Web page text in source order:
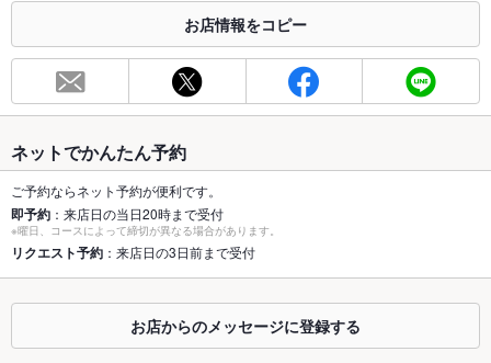
※2020年4月1日～受動喫煙対策に関する法律が施行されています。正しい情報はお店へお問い
お席
総席数 22席(座敷基本18席、カウンター8席-)
最大宴会収
容人数
25人(要相談)
個室 なし ：半個室あり
座敷 あり ：掘り炬燵-
カウンター
お店情報をコピー
ネットでかんたん予約
ご予約ならネット予約が便利です。
即予約 ：来店日の当日20時まで受付
※曜日、コースによって締切が異なる場合があります。
リクエスト予約 ：来店日の3日前まで受付
お店からのメッセージに登録する